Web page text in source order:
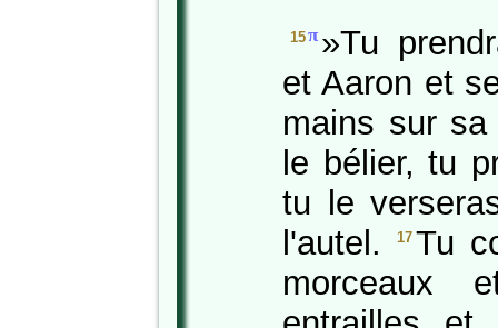
15π »Tu
et Aaron et
mains sur
le bélier, tu
tu le
l'autel.17 Tu
morceaux